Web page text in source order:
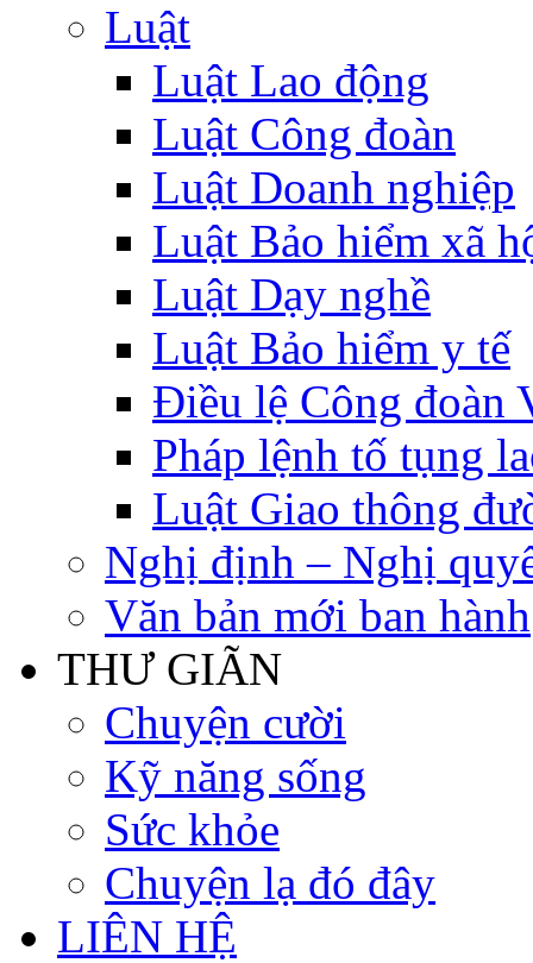
Luật
Luật Lao động
Luật Công đoàn
Luật Doanh nghiệp
Luật Bảo hiểm xã
Luật Dạy nghề
Luật Bảo hiểm y tế
Điều lệ Công đoàn
Pháp lệnh tố tụng
Luật Giao thông
Nghị định – Nghị
Văn bản mới ban hành
THƯ GIÃN
Chuyện cười
Kỹ năng sống
Sức khỏe
Chuyện lạ đó đây
LIÊN HỆ